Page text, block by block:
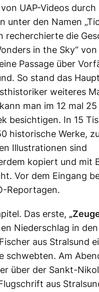
UAP-Videos durch
unter den Namen „Tic
recherchierte die
in the Sky“
Passage über
So stand das
weiteres
man im 12 mal
besichtigen. In 15
historische Werke,
Illustrationen sind
kopiert und mit
Vor dem Eingang
Reportagen.
Das erste,
Niederschlag in
aus Stralsund
schwebten. Am
über der Sankt-
aus